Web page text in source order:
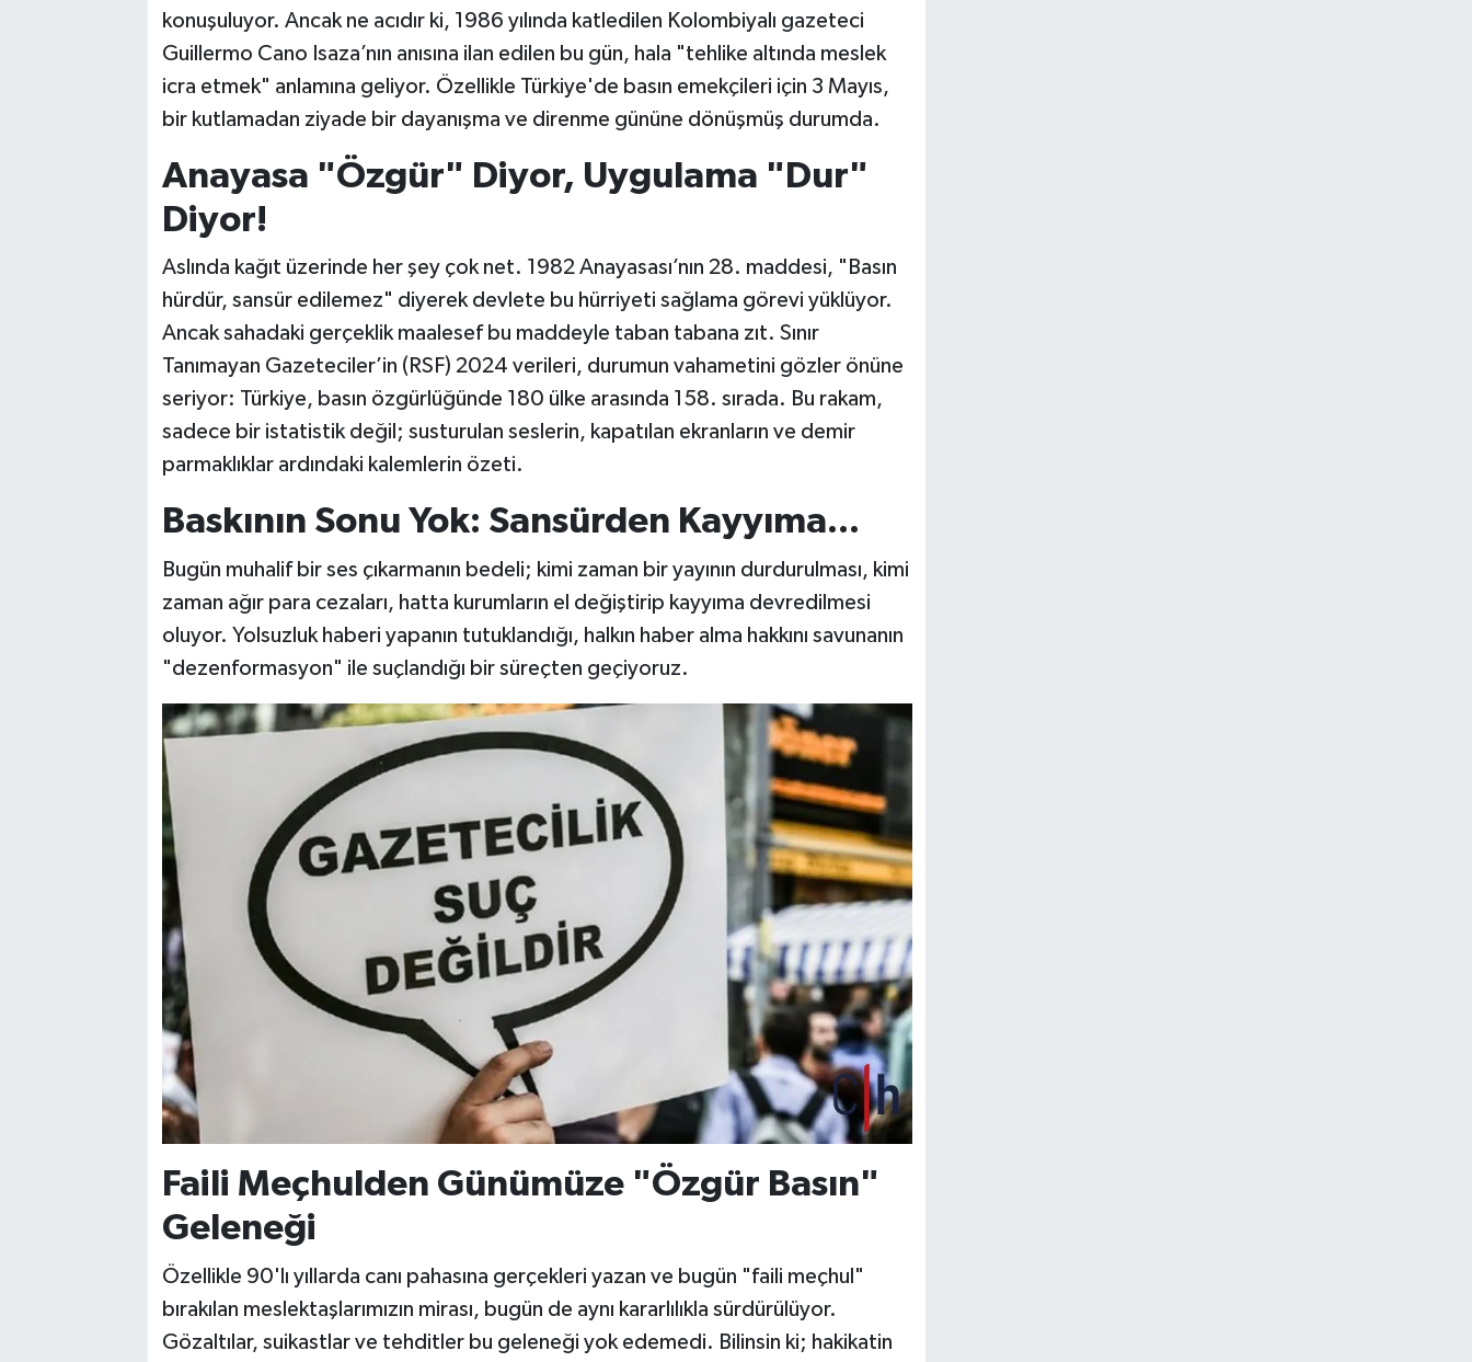
konuşuluyor. Ancak ne acıdır ki, 1986 yılında katledilen Kolombiyalı gazeteci
Guillermo Cano Isaza’nın anısına ilan edilen bu gün, hala "tehlike altında meslek
icra etmek" anlamına geliyor. Özellikle Türkiye'de basın emekçileri için 3 Mayıs,
bir kutlamadan ziyade bir dayanışma ve direnme gününe dönüşmüş durumda.
Anayasa "Özgür" Diyor, Uygulama "Dur"
Diyor!
Aslında kağıt üzerinde her şey çok net. 1982 Anayasası’nın 28. maddesi, "Basın
hürdür, sansür edilemez" diyerek devlete bu hürriyeti sağlama görevi yüklüyor.
Ancak sahadaki gerçeklik maalesef bu maddeyle taban tabana zıt. Sınır
Tanımayan Gazeteciler’in (RSF) 2024 verileri, durumun vahametini gözler önüne
seriyor: Türkiye, basın özgürlüğünde 180 ülke arasında 158. sırada. Bu rakam,
sadece bir istatistik değil; susturulan seslerin, kapatılan ekranların ve demir
parmaklıklar ardındaki kalemlerin özeti.
Baskının Sonu Yok: Sansürden Kayyıma...
Bugün muhalif bir ses çıkarmanın bedeli; kimi zaman bir yayının durdurulması, kimi
zaman ağır para cezaları, hatta kurumların el değiştirip kayyıma devredilmesi
oluyor. Yolsuzluk haberi yapanın tutuklandığı, halkın haber alma hakkını savunanın
"dezenformasyon" ile suçlandığı bir süreçten geçiyoruz.
Faili Meçhulden Günümüze "Özgür Basın"
Geleneği
Özellikle 90'lı yıllarda canı pahasına gerçekleri yazan ve bugün "faili meçhul"
bırakılan meslektaşlarımızın mirası, bugün de aynı kararlılıkla sürdürülüyor.
Gözaltılar, suikastlar ve tehditler bu geleneği yok edemedi. Bilinsin ki; hakikatin